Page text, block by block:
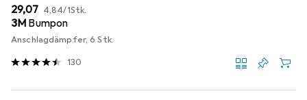
EUR
29,07 EUR
4,84/1Stk.
3M Bumpon
Anschlagdämpfer, 6 Stk.
130